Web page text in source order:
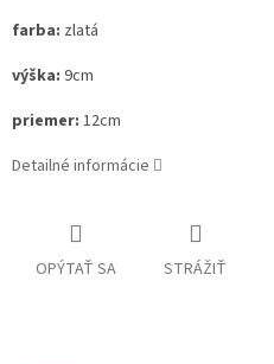
farba: zlatá
výška: 9cm
priemer: 12cm
Detailné informácie
OPÝTAŤ SA STRÁŽIŤ